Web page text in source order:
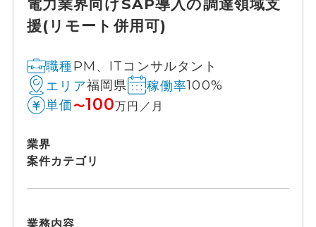
電力業界向けSAP導入の調達領域支
援(リモート併用可)
職種PM、ITコンサルタント
エリア福岡県 稼働率100%
単価 〜100万円／月
業界
案件カテゴリ
業務内容